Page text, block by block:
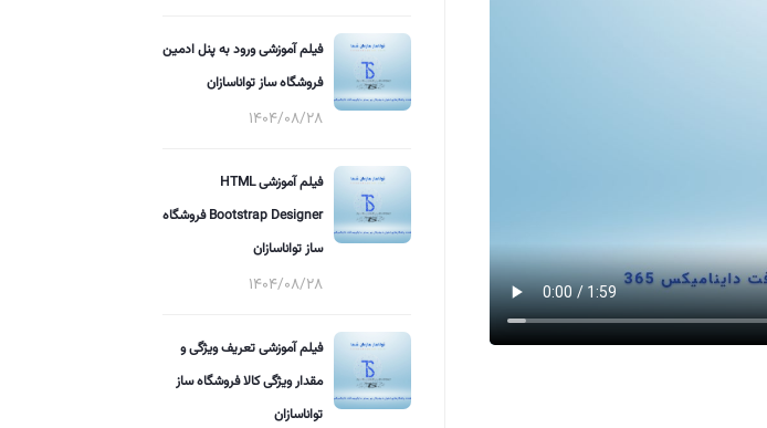
فیلم آموزشی ورود به پنل ادمین
فروشگاه ساز تواناسازان
1404/08/28
فیلم آموزشی HTML
Bootstrap Designer فروشگاه
ساز تواناسازان
1404/08/28
فیلم آموزشی تعریف ویژگی و
مقدار ویژگی کالا فروشگاه ساز
تواناسازان